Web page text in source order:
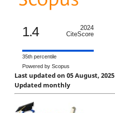
1.4
2024
CiteScore
35th percentile
Powered by Scopus
Last updated on 05 August, 2025
Updated monthly